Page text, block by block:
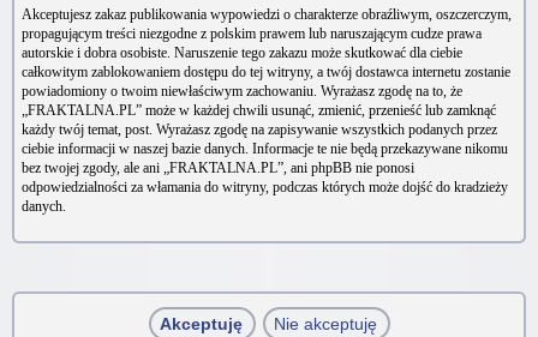
Akceptujesz zakaz publikowania wypowiedzi o charakterze obraźliwym, oszczerczym,
propagującym treści niezgodne z polskim prawem lub naruszającym cudze prawa
autorskie i dobra osobiste. Naruszenie tego zakazu może skutkować dla ciebie
całkowitym zablokowaniem dostępu do tej witryny, a twój dostawca internetu zostanie
powiadomiony o twoim niewłaściwym zachowaniu. Wyrażasz zgodę na to, że
„FRAKTALNA.PL” może w każdej chwili usunąć, zmienić, przenieść lub zamknąć
każdy twój temat, post. Wyrażasz zgodę na zapisywanie wszystkich podanych przez
ciebie informacji w naszej bazie danych. Informacje te nie będą przekazywane nikomu
bez twojej zgody, ale ani „FRAKTALNA.PL”, ani phpBB nie ponosi
odpowiedzialności za włamania do witryny, podczas których może dojść do kradzieży
danych.